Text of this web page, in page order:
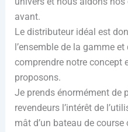
avant.
Le distributeur idéal est
l’ensemble de la gamme
comprendre notre concept
proposons.
Je prends énormément de
revendeurs l’intérêt de
mât d’un bateau de